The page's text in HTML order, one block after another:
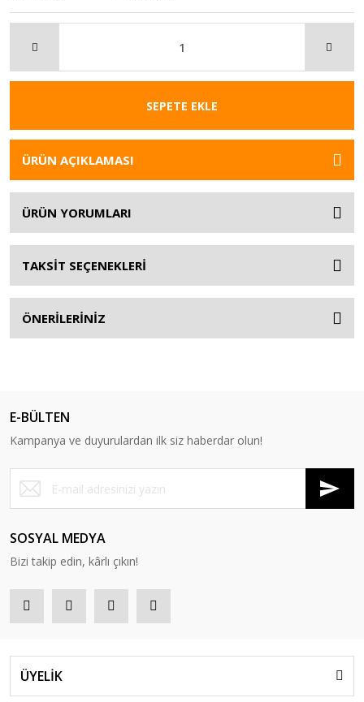
SEPETE EKLE
ÜRÜN AÇIKLAMASI
ÜRÜN YORUMLARI
TAKSİT SEÇENEKLERİ
ÖNERİLERİNİZ
E-BÜLTEN
Kampanya ve duyurulardan ilk siz haberdar olun!
SOSYAL MEDYA
Bizi takip edin, kârlı çıkın!
ÜYELİK